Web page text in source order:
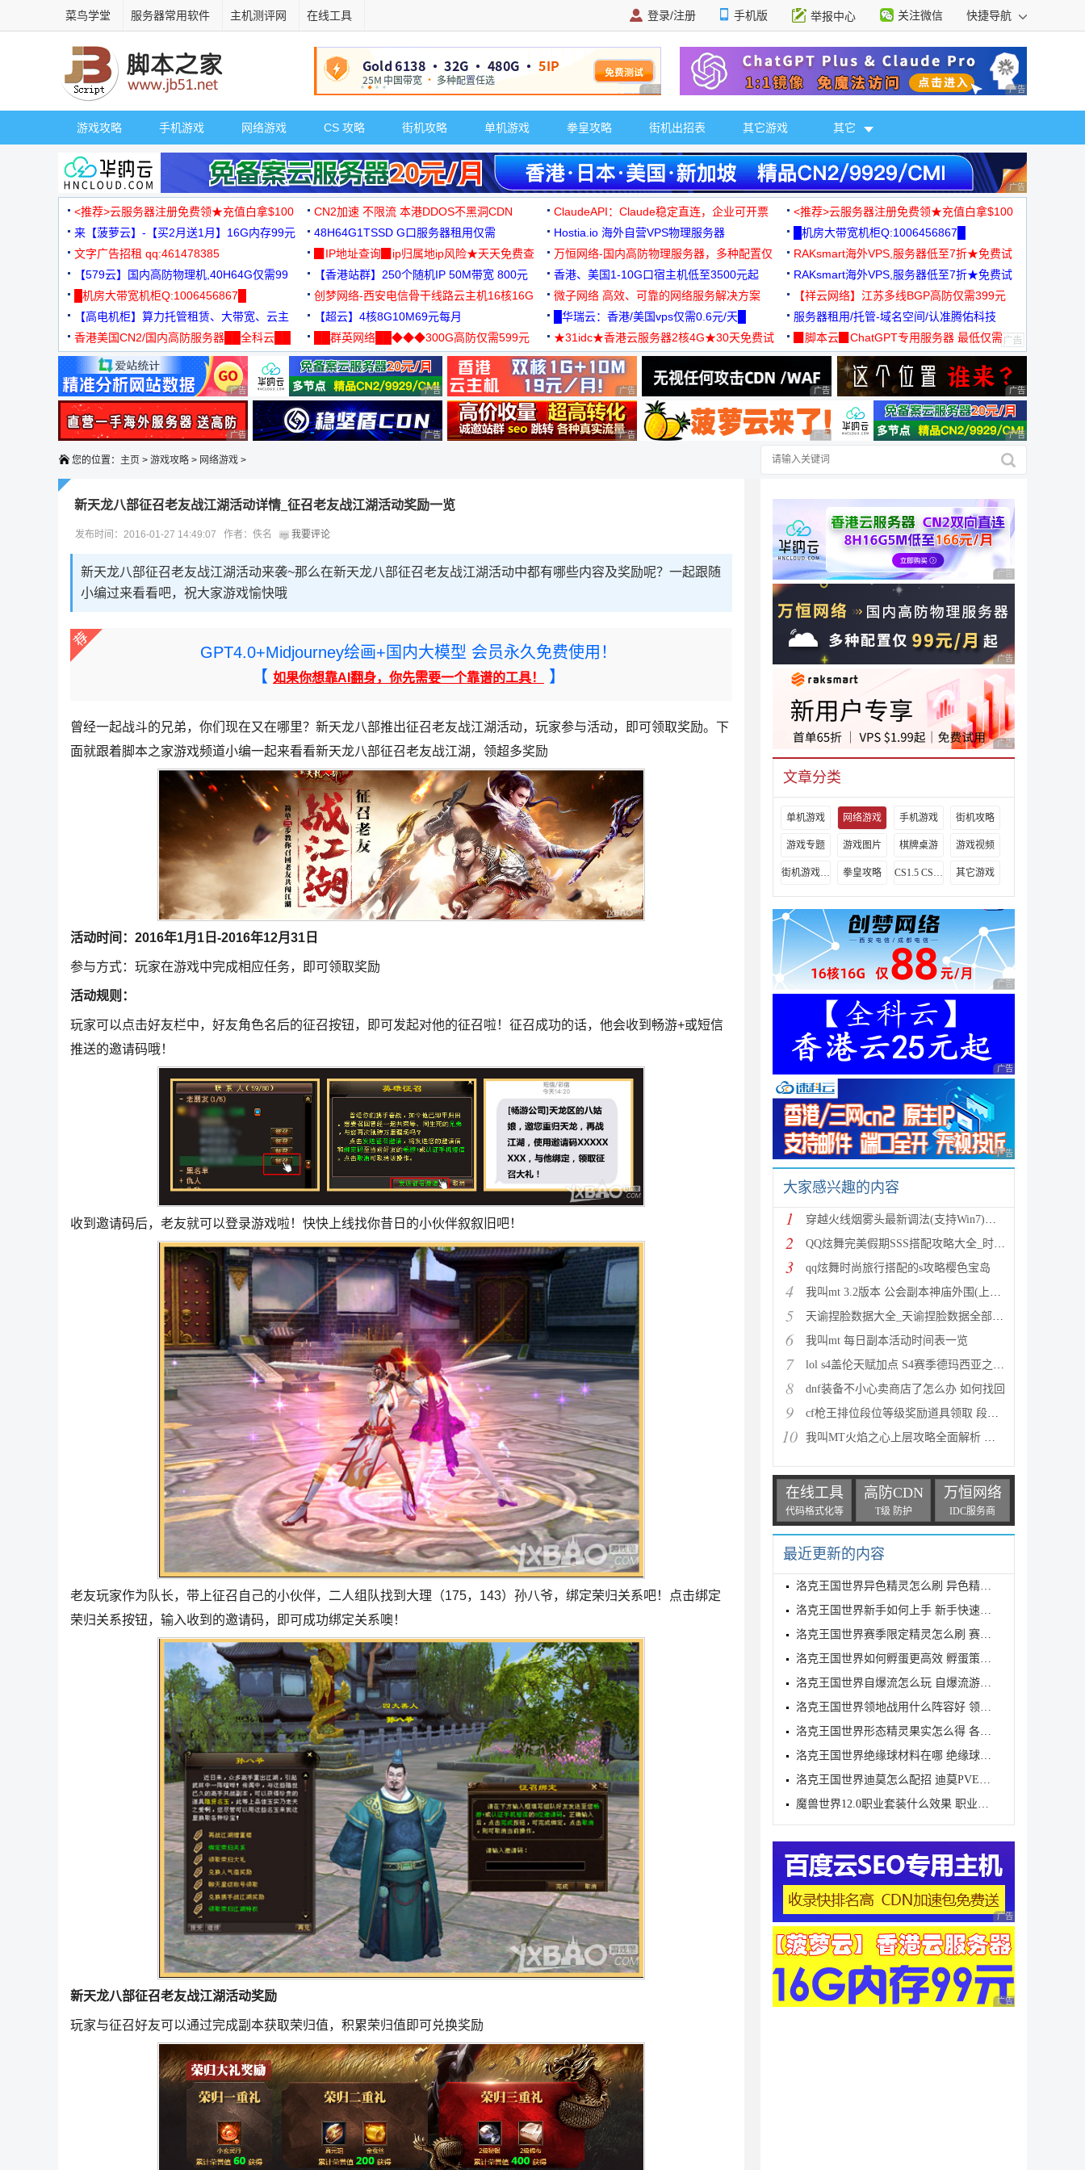
菜鸟学堂 服务器常用软件 主机测评网 在线工具 登录/注册 手机版 举报中心 关注微信 快捷导航
广告 商业广告，理性选择 广告 商业广告，理
游戏攻略 手机游戏 网络游戏 CS 攻略 街机攻略 单机游戏 拳皇攻略 街机出招表 其它游戏 其它
广告 商业广告，理
<推荐>云服务器注册免费领★充值白拿$100 CN2加速 不限流 本港DDOS不黑洞CDN ClaudeAPI：Claude稳定直连，企业可开票
<推荐>云服务器注册免费领★充值白拿$100
来【菠萝云】-【买2月送1月】16G内存99元
48H64G1TSSD G口服务器租用仅需
3000+可免费测试
Hostia.io 海外自营VPS物理服务器
█机房大带宽机柜Q:1006456867█
文字广告招租 qq:461478385
▉IP地址查询▉ip归属地ip风险★天天免费查
万恒网络-国内高防物理服务器，多种配置仅
99元/月起
RAKsmart海外VPS,服务器低至7折★免费试
用★
【579云】国内高防物理机,40H64G仅需99
元
【香港站群】250个随机IP 50M带宽 800元 香港、美国1-10G口宿主机低至3500元起
RAKsmart海外VPS,服务器低至7折★免费试
用★
█机房大带宽机柜Q:1006456867█
创梦网络-西安电信骨干线路云主机16核16G
88元/月
微子网络 高效、可靠的网络服务解决方案
【祥云网络】江苏多线BGP高防仅需399元
【高电机柜】算力托管租赁、大带宽、云主
机
【超云】4核8G10M69元每月 █华瑞云：香港/美国vps仅需0.6元/天█
服务器租用/托管-域名空间/认准腾佑科技
香港美国CN2/国内高防服务器██全科云██
██群英网络██◆◆◆300G高防仅需599元
◆◆◆
★31idc★香港云服务器2核4G★30天免费试
用◆
▉脚本云▉ChatGPT专用服务器 最低仅需
19元/月
广告 商业广告，理性选择 广告 商业广告，理性选择 广告 商业广告，理性选择 广告 商业广告，理性选择 广告 商业广告，理
广告 商业广告，理性选择 广告 商业广告，理性选择 广告 商业广告，理性选择 广告 商业广告，理性选择 广告 商业广告，理
您的位置： 主页 > 游戏攻略 > 网络游戏 >
新天龙八部征召老友战江湖活动详情_征召老友战江湖活动奖励一览
发布时间：2016-01-27 14:49:07 作者：佚名 我要评论
新天龙八部征召老友战江湖活动来袭~那么在新天龙八部征召老友战江湖活动中都有哪些内容及奖励呢？一起跟随
小编过来看看吧，祝大家游戏愉快哦
GPT4.0+Midjourney绘画+国内大模型 会员永久免费使用！
【 如果你想靠AI翻身，你先需要一个靠谱的工具！ 】
曾经一起战斗的兄弟，你们现在又在哪里？新天龙八部推出征召老友战江湖活动，玩家参与活动，即可领取奖励。下
面就跟着脚本之家游戏频道小编一起来看看新天龙八部征召老友战江湖，领超多奖励
活动时间：2016年1月1日-2016年12月31日
参与方式：玩家在游戏中完成相应任务，即可领取奖励
活动规则：
玩家可以点击好友栏中，好友角色名后的征召按钮，即可发起对他的征召啦！征召成功的话，他会收到畅游+或短信
推送的邀请码哦！
收到邀请码后，老友就可以登录游戏啦！快快上线找你昔日的小伙伴叙叙旧吧！
老友玩家作为队长，带上征召自己的小伙伴，二人组队找到大理（175，143）孙八爷，绑定荣归关系吧！点击绑定
荣归关系按钮，输入收到的邀请码，即可成功绑定关系噢！
新天龙八部征召老友战江湖活动奖励
玩家与征召好友可以通过完成副本获取荣归值，积累荣归值即可兑换奖励
广告 商业广告，理性
广告 商业广告，理性
广告 商业广告，理性
文章分类
单机游戏 网络游戏 手机游戏 街机攻略
游戏专题 游戏图片 棋牌桌游 游戏视频
街机游戏出招表 拳皇攻略 CS1.5 CS1.6攻略 其它游戏
广告 商业广告，理性
广告 商业广告，理性
广告 商业广告，理性
大家感兴趣的内容
1 穿越火线烟雾头最新调法(支持Win7)图文攻略
2 QQ炫舞完美假期SSS搭配攻略大全_时尚旅行完美假期1-15
3 qq炫舞时尚旅行搭配的s攻略樱色宝岛
4 我叫mt 3.2版本 公会副本神庙外围(上层)攻略心得
5 天谕捏脸数据大全_天谕捏脸数据全部汇总
6 我叫mt 每日副本活动时间表一览
7 lol s4盖伦天赋加点 S4赛季德玛西亚之力符文与出装推
8 dnf装备不小心卖商店了怎么办 如何找回
9 cf枪王排位段位等级奖励道具领取 段位等级奖励大全
10 我叫MT火焰之心上层攻略全面解析 挑战拉格罗斯
在线工具
代码格式化等
高防CDN
T级 防护
万恒网络
IDC服务商
最近更新的内容
洛克王国世界异色精灵怎么刷 异色精灵高效刷取指南
洛克王国世界新手如何上手 新手快速入门教学
洛克王国世界赛季限定精灵怎么刷 赛季限定奇遇精灵刷
洛克王国世界如何孵蛋更高效 孵蛋策略分享
洛克王国世界自爆流怎么玩 自爆流游玩心得
洛克王国世界领地战用什么阵容好 领地战速通阵容推荐
洛克王国世界形态精灵果实怎么得 各形态精灵果实获取
洛克王国世界绝缘球材料在哪 绝缘球材料收集线路攻略
洛克王国世界迪莫怎么配招 迪莫PVE与PVP配招推荐
魔兽世界12.0职业套装什么效果 职业套装一览
广告 商业广告，理性
广告 商业广告，理性